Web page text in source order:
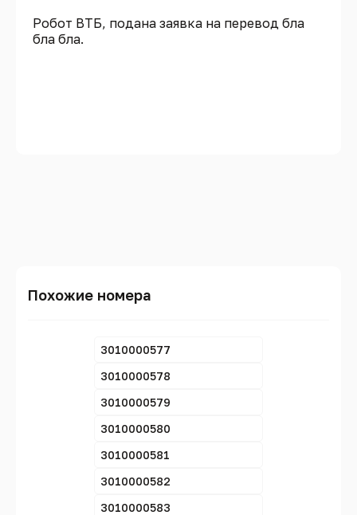
Робот ВТБ, подана заявка на перевод бла
бла бла.
Похожие номера
3010000577
3010000578
3010000579
3010000580
3010000581
3010000582
3010000583